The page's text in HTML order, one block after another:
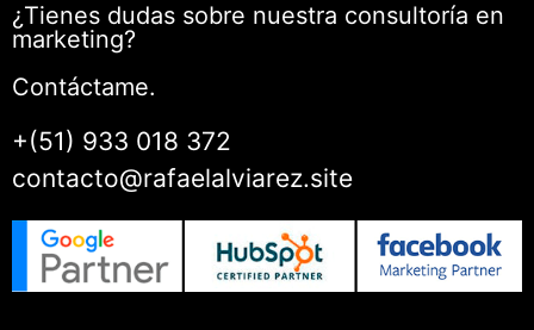
¿Tienes dudas sobre nuestra consultoría en
marketing?
Contáctame.
+(51) 933 018 372
contacto@rafaelalviarez.site